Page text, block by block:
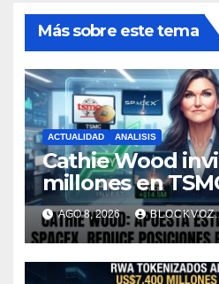
Más sobre este tema
ACTUALIDAD ANALISIS
Cathie Wood
millones en
reduce
Amazon y
AGO 8, 2026